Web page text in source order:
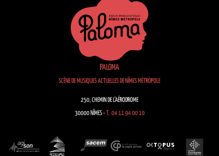
PALOMA
SCÈNE DE MUSIQUES ACTUELLES DE NÎMES MÉTROPOLE
250, CHEMIN DE L’AÉRODROME
30000 NÎMES - T. 04 11 94 00 10